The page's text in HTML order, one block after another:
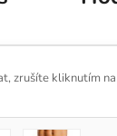
zrušíte kliknutím